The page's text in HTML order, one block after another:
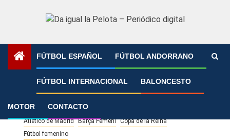
FÚTBOL ESPAÑOL FÚTBOL ANDORRANO
FÚTBOL INTERNACIONAL BALONCESTO
MOTOR CONTACTO
»
Atlético de Madrid Barça Femení Copa de la Reina
Fútbol femenino